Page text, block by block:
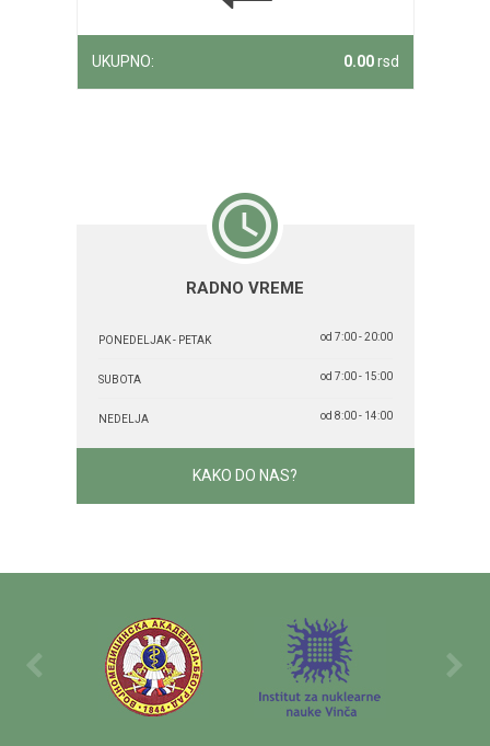
UKUPNO: 0.00rsd
RADNO VREME
PONEDELJAK - PETAK od 7:00 - 20:00
SUBOTA od 7:00 - 15:00
NEDELJA od 8:00 - 14:00
KAKO DO NAS?